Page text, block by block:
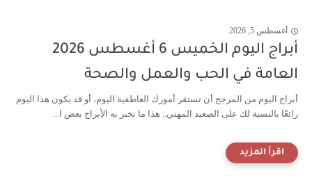
أغسطس 5, 2026
أبراج اليوم الخميس 6 أغسطس 2026
العامة في الحب والعمل والصحة
أبراج اليوم من المرجح أن تستقر أمورك العاطفية اليوم، أو قد يكون هذا اليوم
رائعًا بالنسبة لك على الصعيد المهني.. هذا ما تخبر به الأبراج بعض ا...